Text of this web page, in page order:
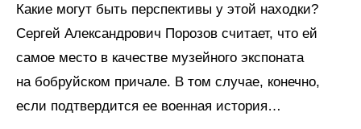
Какие могут быть перспективы у этой находки?
Сергей Александрович Порозов считает, что ей
самое место в качестве музейного экспоната
на бобруйском причале. В том случае, конечно,
если подтвердится ее военная история…